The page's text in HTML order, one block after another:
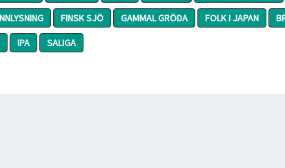
FINSK SJÖ GAMMAL GRÖDA FOLK I JAPAN
IPA SALIGA